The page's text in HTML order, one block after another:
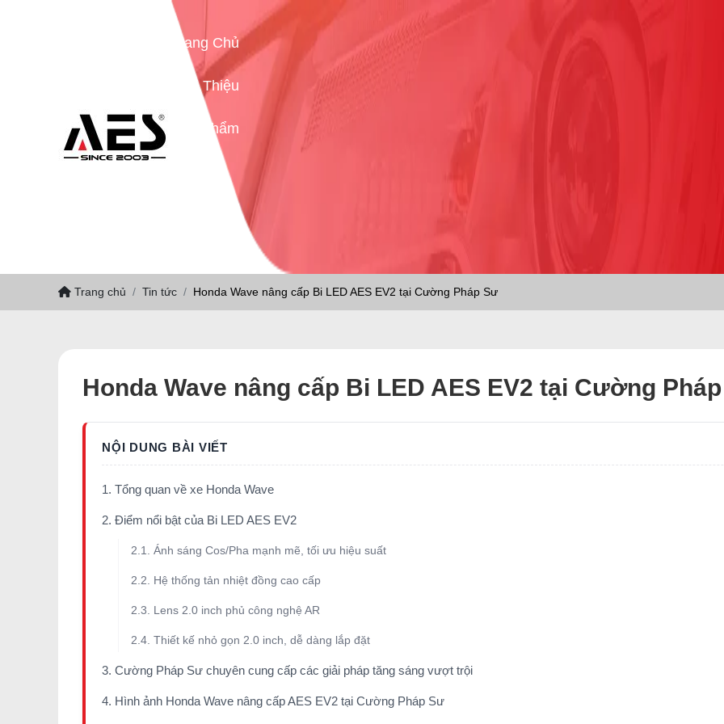
Trang Chủ
Giới Thiệu
Sản Phẩm
Trang chủ Tin tức Honda Wave nâng cấp Bi LED AES EV2 tại Cường Pháp Sư
Honda Wave nâng cấp Bi LED AES EV2 tại Cường
1. Tổng quan về xe Honda Wave
2. Điểm nổi bật của Bi LED AES EV2
2.1. Ánh sáng Cos/Pha mạnh mẽ, tối ưu hiệu suất
2.2. Hệ thống tản nhiệt đồng cao cấp
2.3. Lens 2.0 inch phủ công nghệ AR
2.4. Thiết kế nhỏ gọn 2.0 inch, dễ dàng lắp đặt
3. Cường Pháp Sư chuyên cung cấp các giải pháp tăng sáng vượt trội
4. Hình ảnh Honda Wave nâng cấp AES EV2 tại Cường Pháp Sư